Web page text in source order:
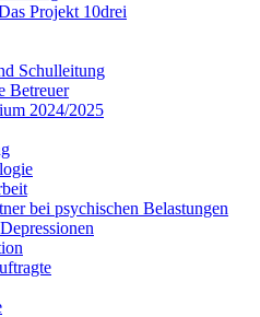
Projekt 10drei
Schulleitung
Betreuer
2024/2025
bei psychischen Belastungen